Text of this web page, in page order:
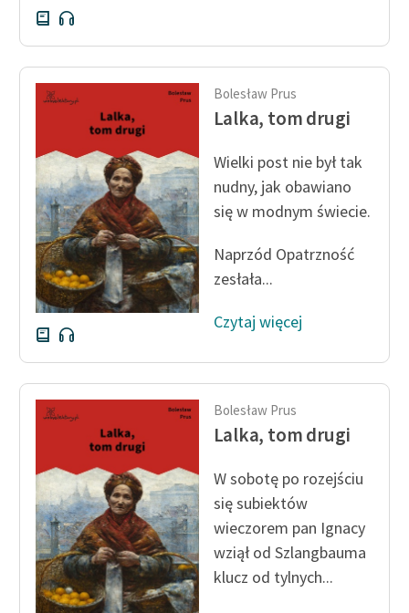
Odkurzamy bohaterów
Szkoła Poezji Wolnych
Lektur
O nas
Kontakt
O projekcie
Zespół
Zasady wykorzystania
Wolnych Lektur
Logotypy
Materiały promocyjne
Polityka prywatności
Regulamin biblioteki
Dane fundacji i
sprawozdania finansowe
Regulamin darowizn
Informacja o treściach
wrażliwych
Bolesław Prus
Lalka, tom drugi
Wielki post nie był tak
nudny, jak obawiano
się w modnym świecie.
Naprzód Opatrzność
zesłała...
Czytaj więcej
Bolesław Prus
Lalka, tom drugi
W sobotę po rozejściu
się subiektów
wieczorem pan Ignacy
wziął od Szlangbauma
klucz od tylnych...